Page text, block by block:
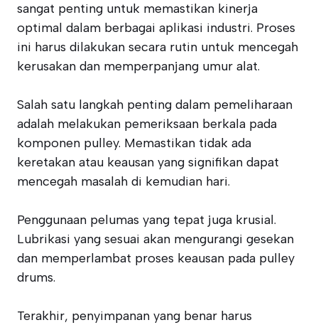
sangat penting untuk memastikan kinerja
optimal dalam berbagai aplikasi industri. Proses
ini harus dilakukan secara rutin untuk mencegah
kerusakan dan memperpanjang umur alat.
Salah satu langkah penting dalam pemeliharaan
adalah melakukan pemeriksaan berkala pada
komponen pulley. Memastikan tidak ada
keretakan atau keausan yang signifikan dapat
mencegah masalah di kemudian hari.
Penggunaan pelumas yang tepat juga krusial.
Lubrikasi yang sesuai akan mengurangi gesekan
dan memperlambat proses keausan pada pulley
drums.
Terakhir, penyimpanan yang benar harus